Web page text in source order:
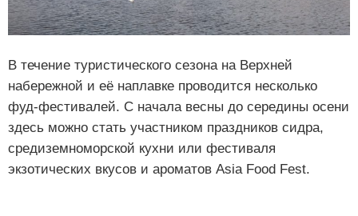
В течение туристического сезона на Верхней
набережной и её наплавке проводится несколько
фуд-фестивалей. С начала весны до середины осени
здесь можно стать участником праздников сидра,
средиземноморской кухни или фестиваля
экзотических вкусов и ароматов Asia Food Fest.